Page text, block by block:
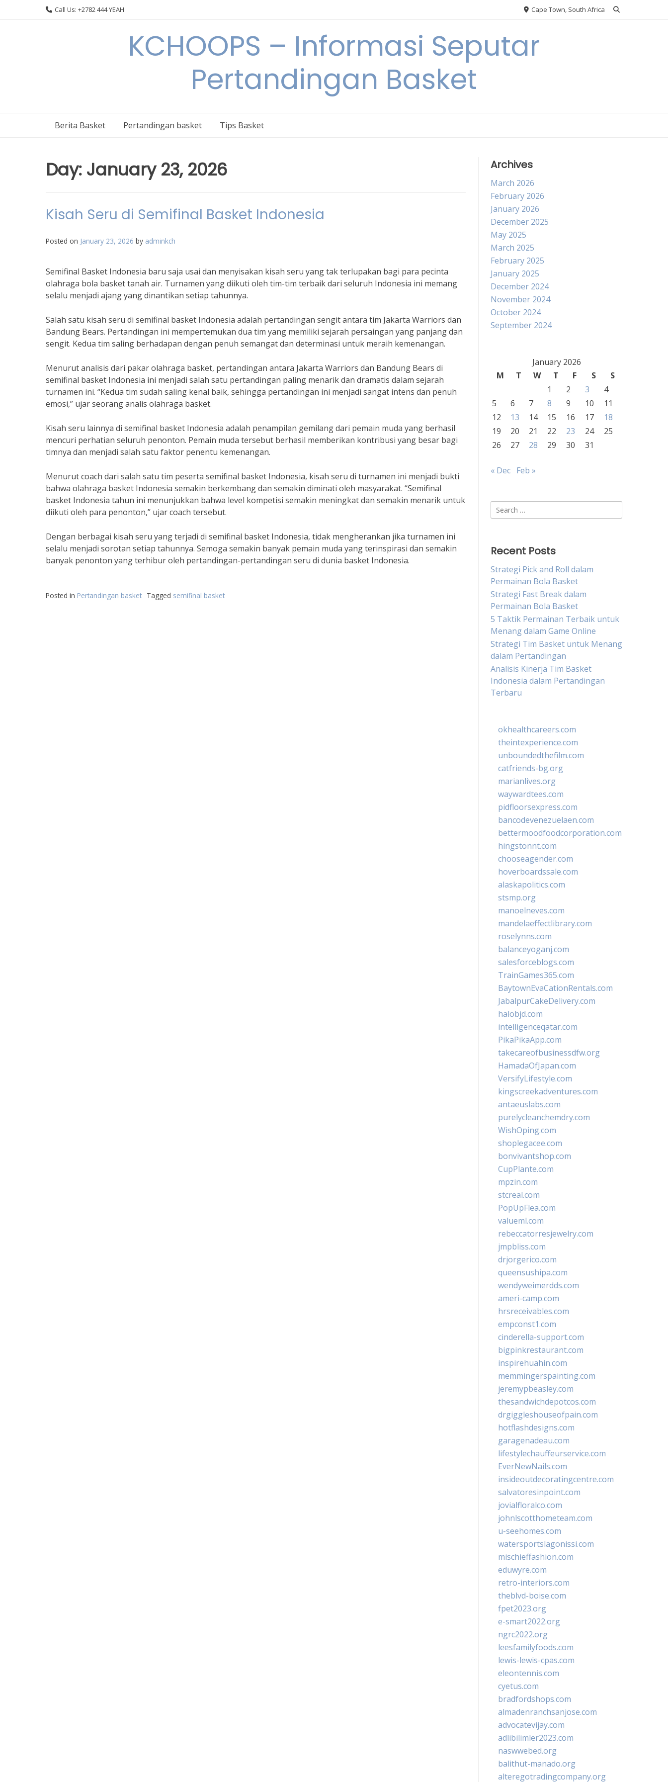
Call Us: +2782 444 YEAH Cape Town, South Africa
KCHOOPS – Informasi Seputar
Pertandingan Basket
Berita Basket Pertandingan basket Tips Basket
Day: January 23, 2026
Kisah Seru di Semifinal Basket Indonesia
Posted on January 23, 2026 by adminkch
Semifinal Basket Indonesia baru saja usai dan menyisakan kisah seru yang tak terlupakan bagi para pecinta
olahraga bola basket tanah air. Turnamen yang diikuti oleh tim-tim terbaik dari seluruh Indonesia ini memang
selalu menjadi ajang yang dinantikan setiap tahunnya.
Salah satu kisah seru di semifinal basket Indonesia adalah pertandingan sengit antara tim Jakarta Warriors dan
Bandung Bears. Pertandingan ini mempertemukan dua tim yang memiliki sejarah persaingan yang panjang dan
sengit. Kedua tim saling berhadapan dengan penuh semangat dan determinasi untuk meraih kemenangan.
Menurut analisis dari pakar olahraga basket, pertandingan antara Jakarta Warriors dan Bandung Bears di
semifinal basket Indonesia ini menjadi salah satu pertandingan paling menarik dan dramatis dalam sejarah
turnamen ini. “Kedua tim sudah saling kenal baik, sehingga pertandingan ini menjadi sangat intens dan penuh
emosi,” ujar seorang analis olahraga basket.
Kisah seru lainnya di semifinal basket Indonesia adalah penampilan gemilang dari pemain muda yang berhasil
mencuri perhatian seluruh penonton. Pemain muda tersebut berhasil memberikan kontribusi yang besar bagi
timnya dan menjadi salah satu faktor penentu kemenangan.
Menurut coach dari salah satu tim peserta semifinal basket Indonesia, kisah seru di turnamen ini menjadi bukti
bahwa olahraga basket Indonesia semakin berkembang dan semakin diminati oleh masyarakat. “Semifinal
basket Indonesia tahun ini menunjukkan bahwa level kompetisi semakin meningkat dan semakin menarik untuk
diikuti oleh para penonton,” ujar coach tersebut.
Dengan berbagai kisah seru yang terjadi di semifinal basket Indonesia, tidak mengherankan jika turnamen ini
selalu menjadi sorotan setiap tahunnya. Semoga semakin banyak pemain muda yang terinspirasi dan semakin
banyak penonton yang terhibur oleh pertandingan-pertandingan seru di dunia basket Indonesia.
Posted in Pertandingan basket Tagged semifinal basket
Archives
March 2026
February 2026
January 2026
December 2025
May 2025
March 2025
February 2025
January 2025
December 2024
November 2024
October 2024
September 2024
January 2026
M
T W T F S
S
1
2 3
4
5
6 7 8 9 10
11
12
13 14 15 16 17
18
19
20 21 22 23 24
25
26
27 28 29 30 31
« Dec Feb »
Search
for:
Recent Posts
Strategi Pick and Roll dalam
Permainan Bola Basket
Strategi Fast Break dalam
Permainan Bola Basket
5 Taktik Permainan Terbaik untuk
Menang dalam Game Online
Strategi Tim Basket untuk Menang
dalam Pertandingan
Analisis Kinerja Tim Basket
Indonesia dalam Pertandingan
Terbaru
okhealthcareers.com
theintexperience.com
unboundedthefilm.com
catfriends-bg.org
marianlives.org
waywardtees.com
pidfloorsexpress.com
bancodevenezuelaen.com
bettermoodfoodcorporation.com
hingstonnt.com
chooseagender.com
hoverboardssale.com
alaskapolitics.com
stsmp.org
manoelneves.com
mandelaeffectlibrary.com
roselynns.com
balanceyoganj.com
salesforceblogs.com
TrainGames365.com
BaytownEvaCationRentals.com
JabalpurCakeDelivery.com
halobjd.com
intelligenceqatar.com
PikaPikaApp.com
takecareofbusinessdfw.org
HamadaOfJapan.com
VersifyLifestyle.com
kingscreekadventures.com
antaeuslabs.com
purelycleanchemdry.com
WishOping.com
shoplegacee.com
bonvivantshop.com
CupPlante.com
mpzin.com
stcreal.com
PopUpFlea.com
valueml.com
rebeccatorresjewelry.com
jmpbliss.com
drjorgerico.com
queensushipa.com
wendyweimerdds.com
ameri-camp.com
hrsreceivables.com
empconst1.com
cinderella-support.com
bigpinkrestaurant.com
inspirehuahin.com
memmingerspainting.com
jeremypbeasley.com
thesandwichdepotcos.com
drgiggleshouseofpain.com
hotflashdesigns.com
garagenadeau.com
lifestylechauffeurservice.com
EverNewNails.com
insideoutdecoratingcentre.com
salvatoresinpoint.com
jovialfloralco.com
johnlscotthometeam.com
u-seehomes.com
watersportslagonissi.com
mischieffashion.com
eduwyre.com
retro-interiors.com
theblvd-boise.com
fpet2023.org
e-smart2022.org
ngrc2022.org
leesfamilyfoods.com
lewis-lewis-cpas.com
eleontennis.com
cyetus.com
bradfordshops.com
almadenranchsanjose.com
advocatevijay.com
adlibilimler2023.com
naswwebed.org
balithut-manado.org
alteregotradingcompany.org